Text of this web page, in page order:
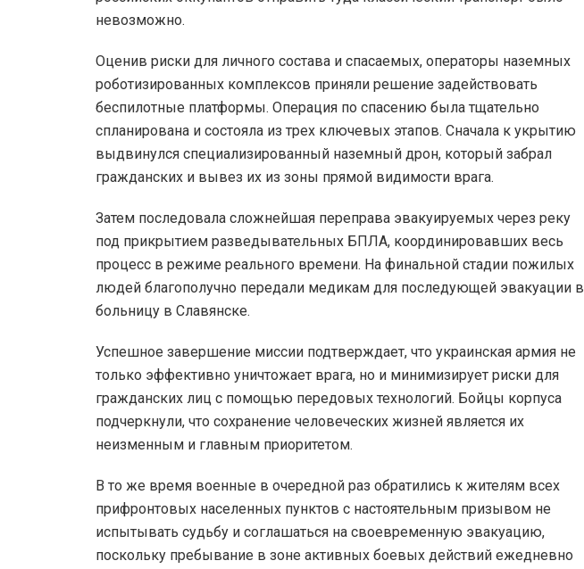
невозможно.
Оценив риски для личного состава и спасаемых, операторы наземных
роботизированных комплексов приняли решение задействовать
беспилотные платформы. Операция по спасению была тщательно
спланирована и состояла из трех ключевых этапов. Сначала к укрытию
выдвинулся специализированный наземный дрон, который забрал
гражданских и вывез их из зоны прямой видимости врага.
Затем последовала сложнейшая переправа эвакуируемых через реку
под прикрытием разведывательных БПЛА, координировавших весь
процесс в режиме реального времени. На финальной стадии пожилых
людей благополучно передали медикам для последующей эвакуации в
больницу в Славянске.
Успешное завершение миссии подтверждает, что украинская армия не
только эффективно уничтожает врага, но и минимизирует риски для
гражданских лиц с помощью передовых технологий. Бойцы корпуса
подчеркнули, что сохранение человеческих жизней является их
неизменным и главным приоритетом.
В то же время военные в очередной раз обратились к жителям всех
прифронтовых населенных пунктов с настоятельным призывом не
испытывать судьбу и соглашаться на своевременную эвакуацию,
поскольку пребывание в зоне активных боевых действий ежедневно